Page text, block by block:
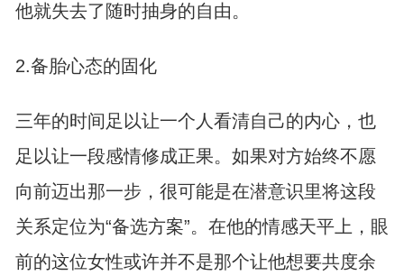
他就失去了随时抽身的自由。
2.备胎心态的固化
三年的时间足以让一个人看清自己的内心，也
足以让一段感情修成正果。如果对方始终不愿
向前迈出那一步，很可能是在潜意识里将这段
关系定位为“备选方案”。在他的情感天平上，眼
前的这位女性或许并不是那个让他想要共度余